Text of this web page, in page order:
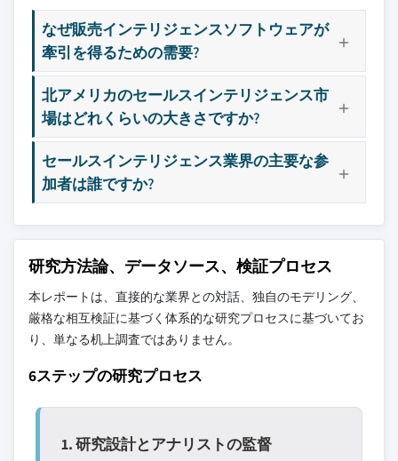
3.10 ポーターの分析
3.11 PESTEL分析
8.4.3 日本
8.4.4 韓国
8.4.5 オーストラリア
8.5 ラテンアメリカ
8.5.1 ブラジル
8.5.2 メキシコ
8.5.3 アルゼンチン
8.6 メア
8.6.1 UAE
8.6.3 サウジアラビア
9.13ハブスポット
9.14 インサイト
9.15 即刻
9.16 カサル
9.17 リードフェーダー
9.18 リンク 販売ナビゲーター
9.19 ルシャ
9.21 IQの展望
9.23 地震
9.24 ゾホ
9.25 ズームアウト 販売OS
なぜ販売インテリジェンスソフトウェアが
牽引を得るための需要?
北アメリカのセールスインテリジェンス市
場はどれくらいの大きさですか?
セールスインテリジェンス業界の主要な参
加者は誰ですか?
研究方法論、データソース、検証プロセス
本レポートは、直接的な業界との対話、独自のモデリング、
厳格な相互検証に基づく体系的な研究プロセスに基づいてお
り、単なる机上調査ではありません。
6ステップの研究プロセス
1. 研究設計とアナリストの監督